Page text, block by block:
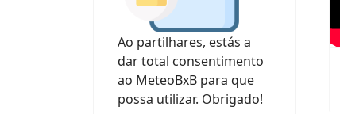
Ao partilhares, estás a
dar total consentimento
ao MeteoBxB para que
possa utilizar. Obrigado!